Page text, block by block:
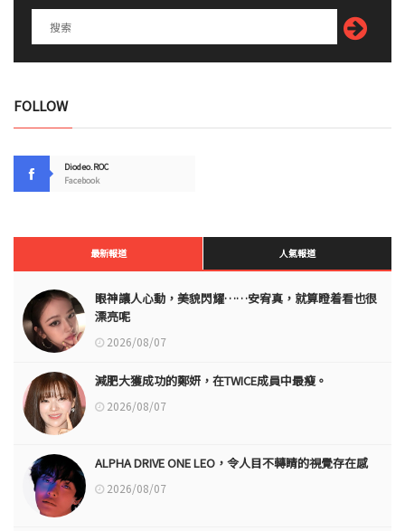
FOLLOW
Diodeo.ROC
Facebook
最新報道 人氣報道
眼神讓人心動，美貌閃耀……安宥真，就算瞪着看也很
漂亮呢
2026/08/07
減肥大獲成功的鄭妍，在TWICE成員中最瘦。
2026/08/07
ALPHA DRIVE ONE LEO，令人目不轉睛的視覺存在感
2026/08/07